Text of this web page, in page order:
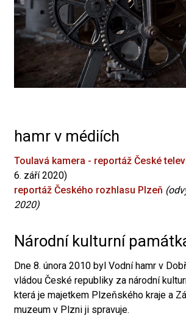
hamr v médiích
Toulavá kamera - reportáž České
6. září 2020)
reportáž Českého rozhlasu Plzeň
2020)
Národní kulturní
Dne 8. února 2010 byl Vodní hamr v
vládou České republiky za národní
která je majetkem Plzeňského kraje a
muzeum v Plzni ji spravuje.